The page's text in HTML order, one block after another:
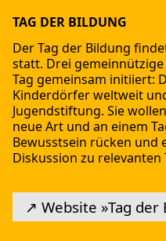
TAG DER BILDUNG
Der Tag der Bildung
statt. Drei
Tag gemeinsam initiiert:
Kinderdörfer weltweit
Jugendstiftung. Sie
neue Art und an einem
Bewusstsein rücken und
Diskussion zu
↗ Website »Tag der